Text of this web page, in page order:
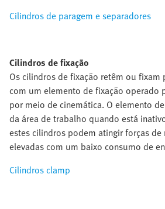
Cilindros de paragem e separadores
Cilindros de fixação
Os cilindros de fixação retêm ou fixam
com um elemento de fixação operado
por meio de cinemática. O elemento
da área de trabalho quando está
estes cilindros podem atingir forças
elevadas com um baixo consumo de
Cilindros clamp